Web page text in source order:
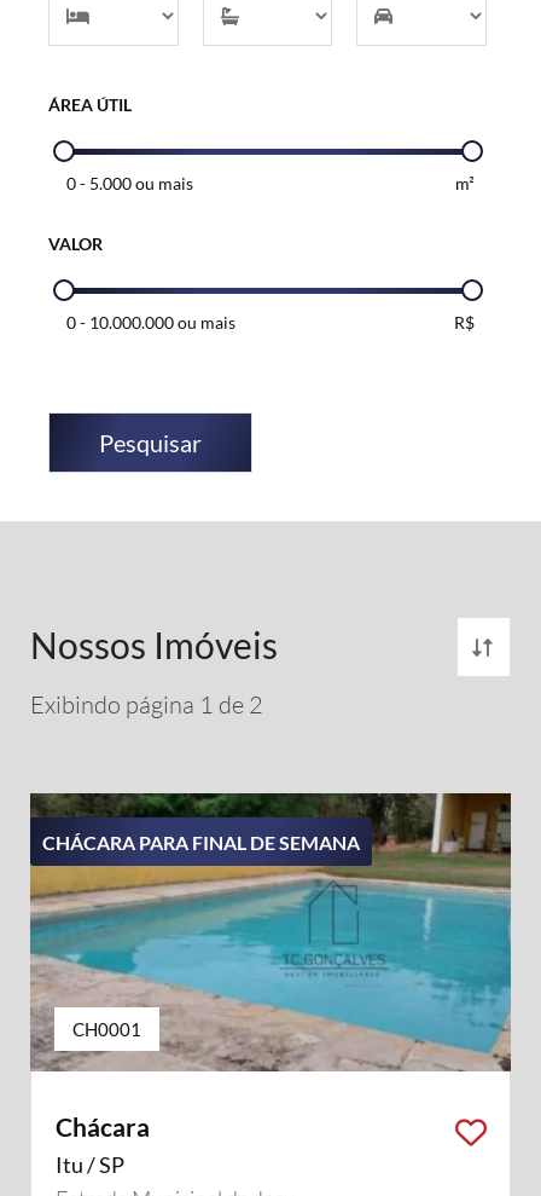
ÁREA ÚTIL
0- 5.000 ou mais m²
VALOR
0- 10.000.000 ou mais R$
Pesquisar
Nossos Imóveis
Exibindo página 1 de 2
CHÁCARA PARA FINAL DE SEMANA
CH0001
Chácara
Itu / SP